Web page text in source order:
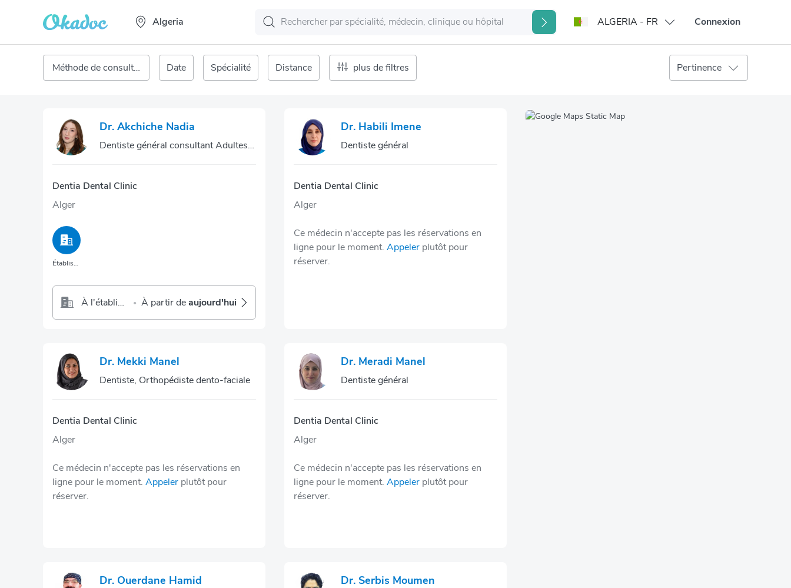
Algeria ALGERIA - FR Connexion
Méthode de consultation Date Spécialité Distance plus de filtres Pertinence
Dr. Akchiche Nadia
Dentiste général consultant Adultes, Enfants
Dentia Dental Clinic
Alger
Établissement
À l'établissement • À partir deaujourd'hui
Dr. Habili Imene
Dentiste général
Dentia Dental Clinic
Alger
Ce médecin n'accepte pas les réservations en
ligne pour le moment. Appeler plutôt pour
réserver.
Dr. Mekki Manel
Dentiste, Orthopédiste dento-faciale
Dentia Dental Clinic
Alger
Ce médecin n'accepte pas les réservations en
ligne pour le moment. Appeler plutôt pour
réserver.
Dr. Meradi Manel
Dentiste général
Dentia Dental Clinic
Alger
Ce médecin n'accepte pas les réservations en
ligne pour le moment. Appeler plutôt pour
réserver.
Dr. Ouerdane Hamid Dr. Serbis Moumen